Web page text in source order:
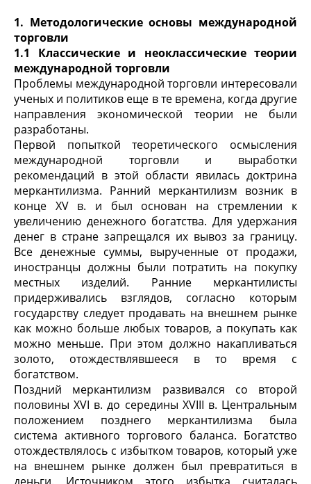
1. Методологические основы международной
торговли
1.1 Классические и неоклассические теории
международной торговли
Проблемы международной торговли интересовали
ученых и политиков еще в те времена, когда другие
направления экономической теории не были
разработаны.
Первой попыткой теоретического осмысления
международной торговли и выработки
рекомендаций в этой области явилась доктрина
меркантилизма. Ранний меркантилизм возник в
конце XV в. и был основан на стремлении к
увеличению денежного богатства. Для удержания
денег в стране запрещался их вывоз за границу.
Все денежные суммы, вырученные от продажи,
иностранцы должны были потратить на покупку
местных изделий. Ранние меркантилисты
придерживались взглядов, согласно которым
государству следует продавать на внешнем рынке
как можно больше любых товаров, а покупать как
можно меньше. При этом должно накапливаться
золото, отождествлявшееся в то время с
богатством.
Поздний меркантилизм развивался со второй
половины XVI в. до середины XVIII в. Центральным
положением позднего меркантилизма была
система активного торгового баланса. Богатство
отождествлялось с избытком товаров, который уже
на внешнем рынке должен был превратиться в